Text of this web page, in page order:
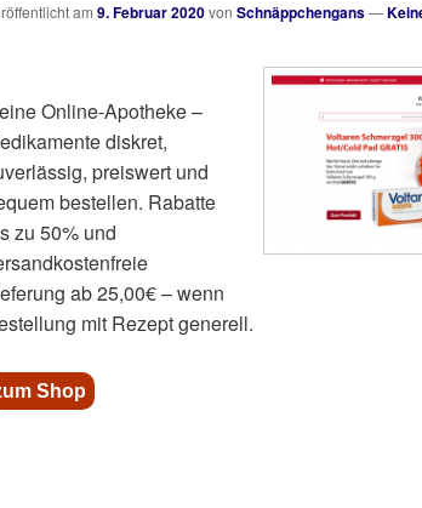
am 9. Februar 2020von Schnäppchengans—
Online-Apotheke –
diskret,
preiswert und
bestellen. Rabatte
zu 50% und
ab 25,00€ – wenn
mit Rezept generell.
Shop